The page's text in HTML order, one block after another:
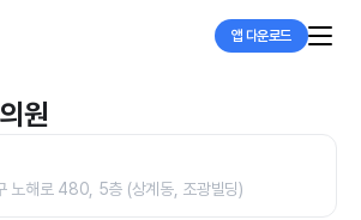
앱 다운로드
원
노해로 480, 5층 (상계동, 조광빌딩)